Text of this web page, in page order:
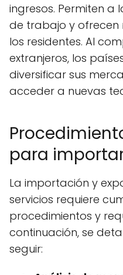
ingresos. Permiten a
de trabajo y ofrecen
los residentes. Al
extranjeros, los
diversificar sus
acceder a nuevas
para
La importación y
servicios requiere
procedimientos y
continuación, se
seguir: